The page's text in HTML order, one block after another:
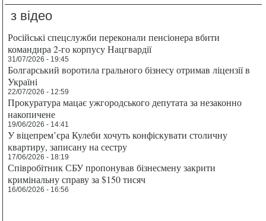
з відео
Російські спецслужби переконали пенсіонера вбити
командира 2-го корпусу Нацгвардії
31/07/2026 - 19:45
Болгарський воротила грального бізнесу отримав ліцензії в
Україні
22/07/2026 - 12:59
Прокуратура мацає ужгородського депутата за незаконно
накопичене
19/06/2026 - 14:41
У віцепрем’єра Кулеби хочуть конфіскувати столичну
квартиру, записану на сестру
17/06/2026 - 18:19
Співробітник СБУ пропонував бізнесмену закрити
кримінальну справу за $150 тисяч
16/06/2026 - 16:56